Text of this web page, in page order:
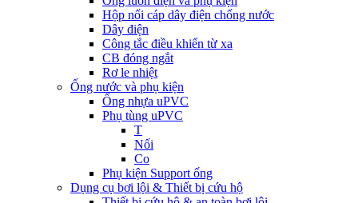
Hộp nối cáp dây điện chống nước
Dây điện
Công tắc điều khiển từ xa
CB đóng ngắt
Rơ le nhiệt
Ống nước và phụ kiện
Ống nhựa uPVC
Phụ tùng uPVC
T
Nối
Co
Phụ kiện Support ống
Dụng cụ bơi lội & Thiết bị cứu hộ